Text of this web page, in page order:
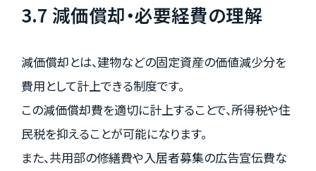
3.7 減価償却・必要経費の理解
減価償却とは、建物などの固定資産の価値減少分を
費用として計上できる制度です。
この減価償却費を適切に計上することで、所得税や住
民税を抑えることが可能になります。
また、共用部の修繕費や入居者募集の広告宣伝費な